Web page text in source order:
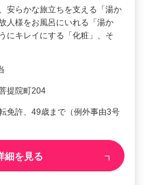
安らかな旅立ちを支える「湯か
人様をお風呂にいれる「湯か
にキレイにする「化粧」、そ
提院町204
免許、49歳まで（例外事由3号
細を見る